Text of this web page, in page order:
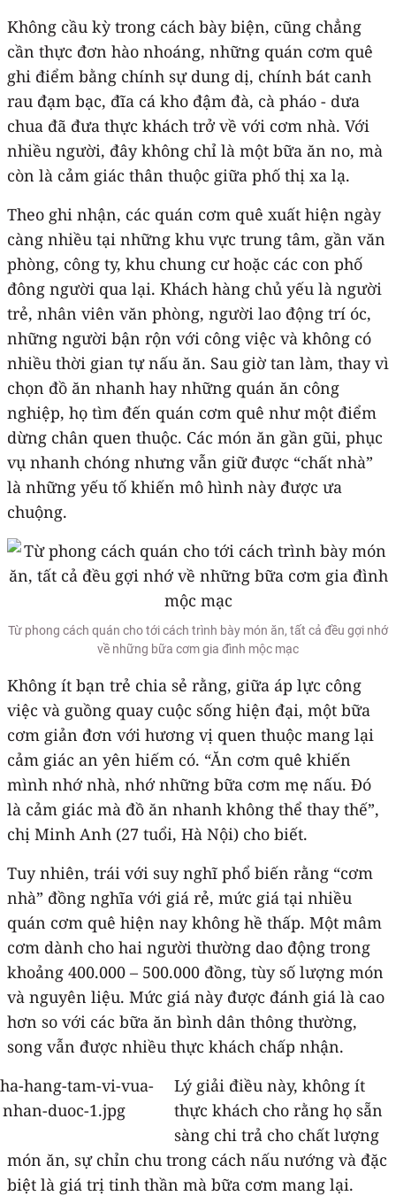
Không cầu kỳ trong cách bày biện, cũng chẳng
cần thực đơn hào nhoáng, những quán cơm quê
ghi điểm bằng chính sự dung dị, chính bát canh
rau đạm bạc, đĩa cá kho đậm đà, cà pháo - dưa
chua đã đưa thực khách trở về với cơm nhà. Với
nhiều người, đây không chỉ là một bữa ăn no, mà
còn là cảm giác thân thuộc giữa phố thị xa lạ.
Theo ghi nhận, các quán cơm quê xuất hiện ngày
càng nhiều tại những khu vực trung tâm, gần văn
phòng, công ty, khu chung cư hoặc các con phố
đông người qua lại. Khách hàng chủ yếu là người
trẻ, nhân viên văn phòng, người lao động trí óc,
những người bận rộn với công việc và không có
nhiều thời gian tự nấu ăn. Sau giờ tan làm, thay vì
chọn đồ ăn nhanh hay những quán ăn công
nghiệp, họ tìm đến quán cơm quê như một điểm
dừng chân quen thuộc. Các món ăn gần gũi, phục
vụ nhanh chóng nhưng vẫn giữ được “chất nhà”
là những yếu tố khiến mô hình này được ưa
chuộng.
Từ phong cách quán cho tới cách trình bày món ăn, tất cả đều gợi nhớ
về những bữa cơm gia đình mộc mạc
Không ít bạn trẻ chia sẻ rằng, giữa áp lực công
việc và guồng quay cuộc sống hiện đại, một bữa
cơm giản đơn với hương vị quen thuộc mang lại
cảm giác an yên hiếm có. “Ăn cơm quê khiến
mình nhớ nhà, nhớ những bữa cơm mẹ nấu. Đó
là cảm giác mà đồ ăn nhanh không thể thay thế”,
chị Minh Anh (27 tuổi, Hà Nội) cho biết.
Tuy nhiên, trái với suy nghĩ phổ biến rằng “cơm
nhà” đồng nghĩa với giá rẻ, mức giá tại nhiều
quán cơm quê hiện nay không hề thấp. Một mâm
cơm dành cho hai người thường dao động trong
khoảng 400.000 – 500.000 đồng, tùy số lượng món
và nguyên liệu. Mức giá này được đánh giá là cao
hơn so với các bữa ăn bình dân thông thường,
song vẫn được nhiều thực khách chấp nhận.
Lý giải điều này, không ít
thực khách cho rằng họ sẵn
sàng chi trả cho chất lượng
món ăn, sự chỉn chu trong cách nấu nướng và đặc
biệt là giá trị tinh thần mà bữa cơm mang lại.